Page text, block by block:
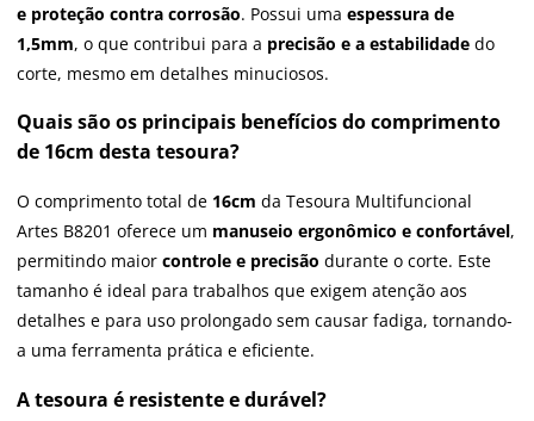
e proteção contra corrosão. Possui uma espessura de
1,5mm, o que contribui para a precisão e a estabilidade do
corte, mesmo em detalhes minuciosos.
Quais são os principais benefícios do comprimento
de 16cm desta tesoura?
O comprimento total de 16cm da Tesoura Multifuncional
Artes B8201 oferece um manuseio ergonômico e confortável,
permitindo maior controle e precisão durante o corte. Este
tamanho é ideal para trabalhos que exigem atenção aos
detalhes e para uso prolongado sem causar fadiga, tornando-
a uma ferramenta prática e eficiente.
A tesoura é resistente e durável?